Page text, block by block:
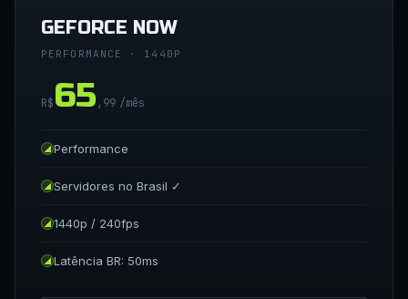
GEFORCE NOW
PERFORMANCE · 1440P
R$65,99 /mês
Performance
Servidores no Brasil ✓
1440p / 240fps
Latência BR: 50ms